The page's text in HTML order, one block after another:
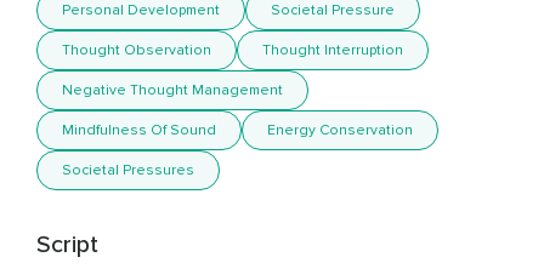
Personal Development Societal Pressure
Thought Observation Thought Interruption
Negative Thought Management
Mindfulness Of Sound Energy Conservation
Societal Pressures
Script